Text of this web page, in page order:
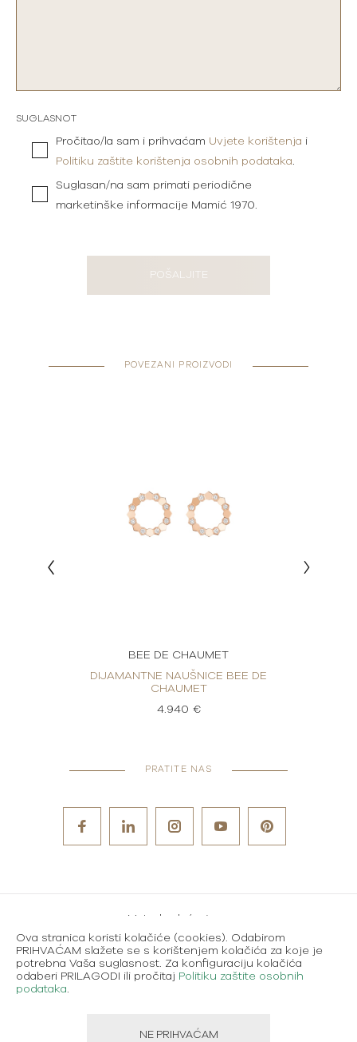
SUGLASNOT
Pročitao/la sam i prihvaćam Uvjete korištenja i
Politiku zaštite korištenja osobnih podataka.
Suglasan/na sam primati periodične
marketinške informacije Mamić 1970.
POŠALJITE
POVEZANI PROIZVODI
BEE DE CHAUMET
DIJAMANTNE NAUŠNICE BEE DE
CHAUMET
4.940 €
PRATITE NAS
Karijere
Uvjeti korištenja
Ova stranica koristi kolačiće (cookies). Odabirom
PRIHVAĆAM slažete se s korištenjem kolačića za koje je
potrebna Vaša suglasnost. Za konfiguraciju kolačića
odaberi PRILAGODI ili pročitaj Politiku zaštite osobnih
podataka.
NE PRIHVAĆAM